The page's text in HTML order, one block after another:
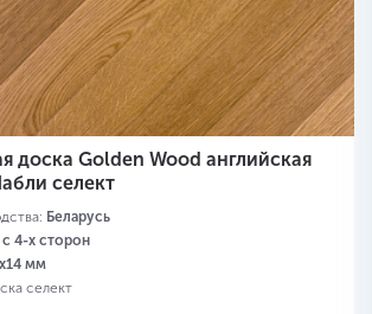
доска Golden Wood английская
селект
Беларусь
с 4-х сторон
мм
селект